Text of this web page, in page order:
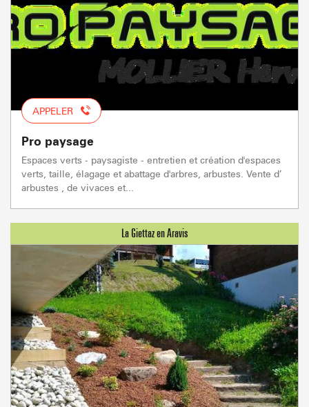
APPELER
Pro paysage
Espaces verts - paysagiste - entretien et création d'espaces
verts, taille, élagage et abattage d'arbres, arbustes. Vente d’
arbustes , de vivaces et...